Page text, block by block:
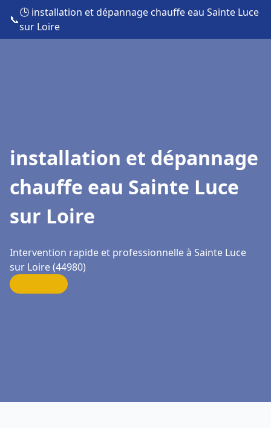
📞
🕒 installation et dépannage chauffe eau Sainte Luce
sur Loire
installation et dépannage
chauffe eau Sainte Luce
sur Loire
Intervention rapide et professionnelle à Sainte Luce
sur Loire (44980)